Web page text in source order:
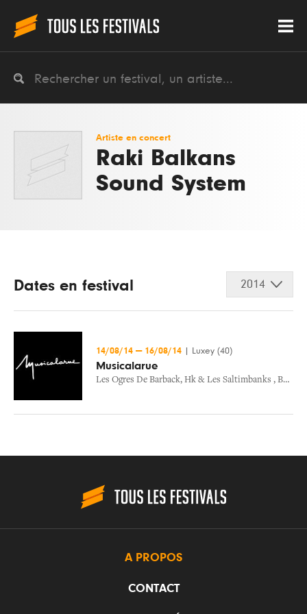
Artiste en concert
Raki Balkans
Sound System
Dates en festival 2014
14/08/14 — 16/08/14 Luxey (40)
Musicalarue
Les Ogres De Barback, Hk & Les Saltimbanks , Bernard Lavilliers
A PROPOS
CONTACT